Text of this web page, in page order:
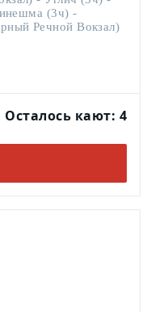
(3ч) -
Речной Вокзал)
Осталось кают: 4